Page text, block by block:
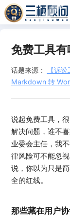
保险
业委会
历史记忆
三栖导航
免费工具有
话题来源：
【诉
Markdown 转
说起免费工具，
解决问题，谁不
业委会主任，我
律风险可不能忽
说，你以为只是
全的红线。
那些藏在用户协